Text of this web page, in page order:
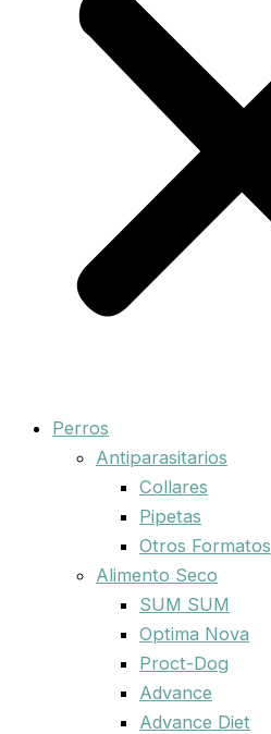
Perros
Antiparasitarios
Collares
Pipetas
Otros Formatos
Alimento Seco
SUM SUM
Optima Nova
Proct-Dog
Advance
Advance Diet